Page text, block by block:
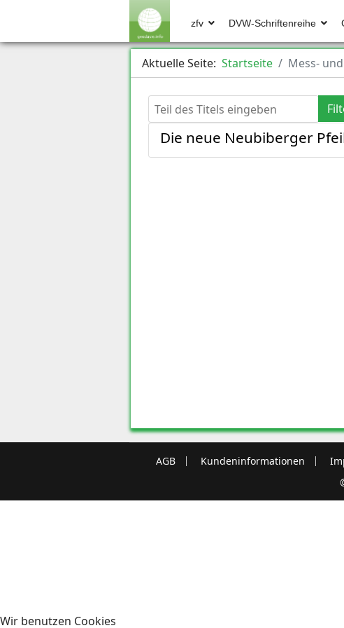
zfv DVW-Schriftenreihe
Aktuelle Seite: Startseite Mess-
Teil des Titels eingeben
Die neue Neubiberger
AGB Kundeninformationen
Wir benutzen Cookies